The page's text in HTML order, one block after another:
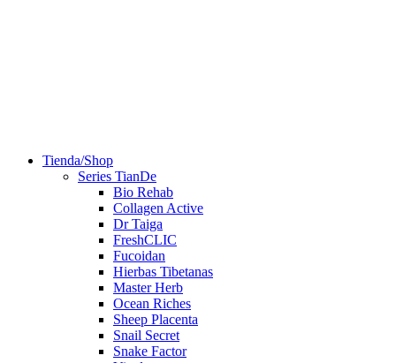
Tienda/Shop
Series TianDe
Bio Rehab
Collagen Active
Dr Taiga
FreshCLIC
Fucoidan
Hierbas Tibetanas
Master Herb
Ocean Riches
Sheep Placenta
Snail Secret
Snake Factor